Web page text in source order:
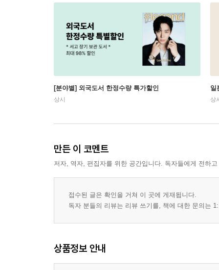
[분야별] 외국도서 한정수량 특가할인
상시
일
상
만든 이 코멘트
저자, 역자, 편집자를 위한 공간입니다. 독자들에게 전하
접수된 글은 확인을 거쳐 이 곳에 게재됩니다.
독자 분들의 리뷰는 리뷰 쓰기를, 책에 대한 문의는
상품정보 안내